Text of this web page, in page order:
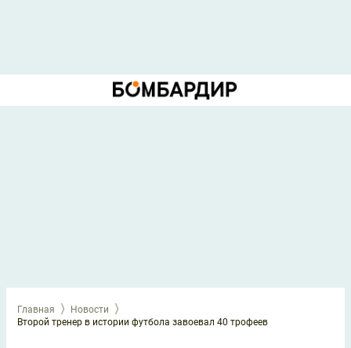
Главная
Новости
Второй тренер в истории футбола завоевал 40 трофеев